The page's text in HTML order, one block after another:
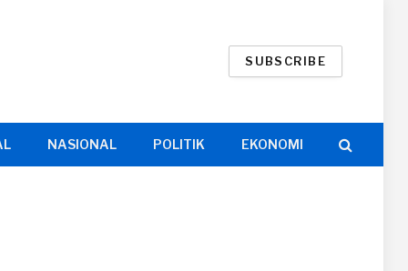
SUBSCRIBE
NASIONAL POLITIK EKONOMI